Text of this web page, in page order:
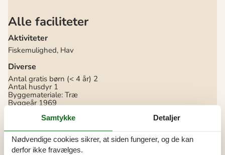
Alle faciliteter
Aktiviteter
Fiskemulighed, Hav
Diverse
Antal gratis børn (< 4 år) 2
Antal husdyr 1
Byggemateriale: Træ
Byggeår 1969
91 m²
Kæledyr Ja
Opvarmning alternativ, Varmepumpe
Renoveret 2015
Samtykke Detaljer
Nødvendige cookies sikrer, at siden fungerer, og de kan
derfor ikke fravælges.